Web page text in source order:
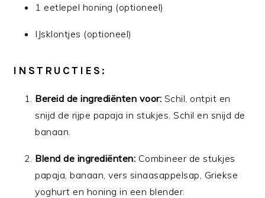
1 eetlepel honing (optioneel)
IJsklontjes (optioneel)
INSTRUCTIES:
Bereid de ingrediënten voor: Schil, ontpit en
snijd de rijpe papaja in stukjes. Schil en snijd de
banaan.
Blend de ingrediënten: Combineer de stukjes
papaja, banaan, vers sinaasappelsap, Griekse
yoghurt en honing in een blender.